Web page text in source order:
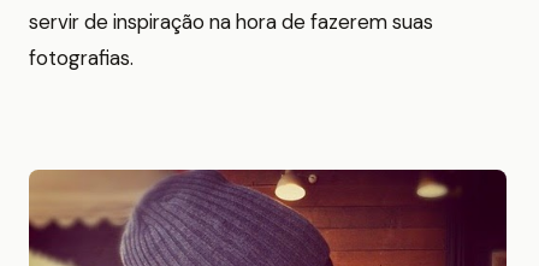
servir de inspiração na hora de fazerem suas
fotografias.